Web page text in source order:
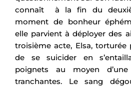
connaît à la fin du
moment de bonheur
elle parvient à déployer des
troisième acte, Elsa, torturée
de se suicider en
poignets au moyen
tranchantes. Le sang